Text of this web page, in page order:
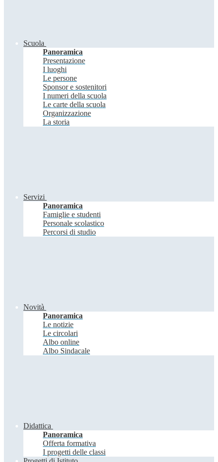
Scuola
Panoramica
Presentazione
I luoghi
Le persone
Sponsor e sostenitori
I numeri della scuola
Le carte della scuola
Organizzazione
La storia
Servizi
Panoramica
Famiglie e studenti
Personale scolastico
Percorsi di studio
Novità
Panoramica
Le notizie
Le circolari
Albo online
Albo Sindacale
Didattica
Panoramica
Offerta formativa
I progetti delle classi